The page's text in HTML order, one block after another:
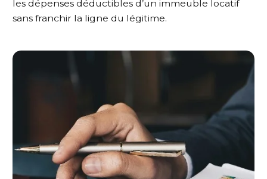
les dépenses déductibles d’un immeuble locatif
sans franchir la ligne du légitime.